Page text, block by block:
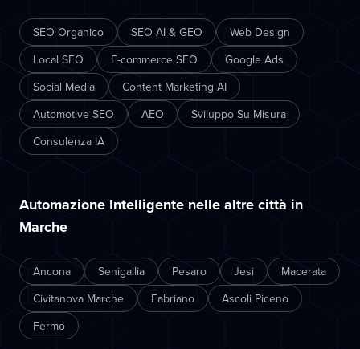
SEO Organico SEO AI & GEO
Web Design
Local SEO
E-commerce SEO
Google Ads
Social Media
Content Marketing AI
Automotive SEO
AEO
Sviluppo Su Misura
Consulenza IA
Automazione Intelligente nelle altre città in
Marche
Ancona Senigallia Pesaro Jesi
Macerata
Civitanova Marche
Fabriano
Ascoli Piceno
Fermo